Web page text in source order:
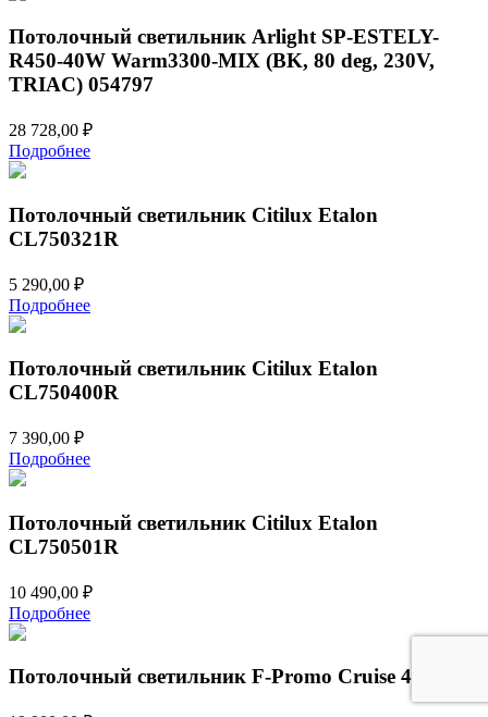
Потолочный светильник Arlight SP-ESTELY-
R450-40W Warm3300-MIX (BK, 80 deg, 230V,
TRIAC) 054797
28 728,00 ₽
Подробнее
Потолочный светильник Citilux Etalon
CL750321R
5 290,00 ₽
Подробнее
Потолочный светильник Citilux Etalon
CL750400R
7 390,00 ₽
Подробнее
Потолочный светильник Citilux Etalon
CL750501R
10 490,00 ₽
Подробнее
Потолочный светильник F-Promo Cruise 4742-5C